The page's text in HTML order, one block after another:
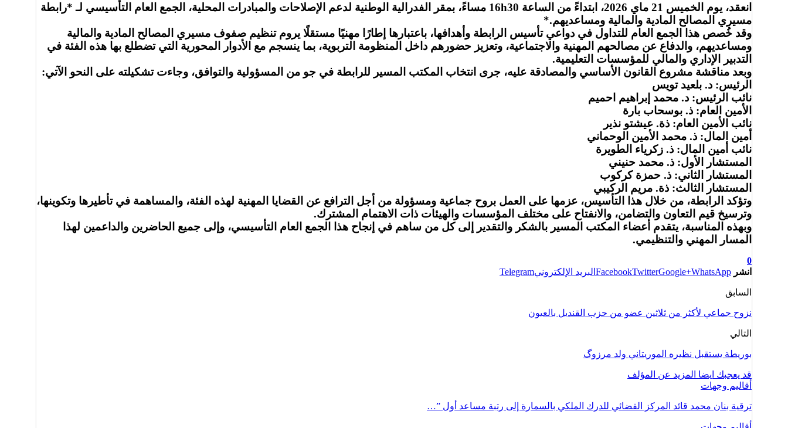
انعقد، يوم الخميس 21 ماي 2026، ابتداءً من الساعة 16h30 مساءً، بمقر الفدرالية الوطنية لدعم الإصلاحات والمبادرات المحلية، الجمع العام التأسيسي لـ *رابطة
مسيري المصالح المادية والمالية ومساعديهم.*
وقد خُصص هذا الجمع العام للتداول في دواعي تأسيس الرابطة وأهدافها، باعتبارها إطارًا مهنيًا مستقلًا يروم تنظيم صفوف مسيري المصالح المادية والمالية
ومساعديهم، والدفاع عن مصالحهم المهنية والاجتماعية، وتعزيز حضورهم داخل المنظومة التربوية، بما ينسجم مع الأدوار المحورية التي تضطلع بها هذه الفئة في
التدبير الإداري والمالي للمؤسسات التعليمية.
وبعد مناقشة مشروع القانون الأساسي والمصادقة عليه، جرى انتخاب المكتب المسير للرابطة في جو من المسؤولية والتوافق، وجاءت تشكيلته على النحو الآتي:
الرئيس: د. بلعيد تويس
نائب الرئيس: د. محمد إبراهيم احميم
الأمين العام: ذ. بوسحاب بارة
نائب الأمين العام: ذة. عيشتو نذير
أمين المال: ذ. محمد الأمين الوحماني
نائب أمين المال: ذ. زكرياء الطويرة
المستشار الأول: ذ. محمد حنيني
المستشار الثاني: ذ. حمزة كركوب
المستشار الثالث: ذة. مريم الركيبي
وتؤكد الرابطة، من خلال هذا التأسيس، عزمها على العمل بروح جماعية ومسؤولة من أجل الترافع عن القضايا المهنية لهذه الفئة، والمساهمة في تأطيرها وتكوينها،
وترسيخ قيم التعاون والتضامن، والانفتاح على مختلف المؤسسات والهيئات ذات الاهتمام المشترك.
وبهذه المناسبة، يتقدم أعضاء المكتب المسير بالشكر والتقدير إلى كل من ساهم في إنجاح هذا الجمع العام التأسيسي، وإلى جميع الحاضرين والداعمين لهذا
المسار المهني والتنظيمي.
0
انشر
FacebookTwitterGoogle+WhatsApp البريد الإلكترونيTelegram
السابق
نزوح جماعي لأكثر من ثلاثين عضو من حزب القنديل بالعيون
التالي
بوريطة يستقبل نظيره الموريتاني ولد مرزوگ
قد يعجبك ايضا المزيد عن المؤلف
أقاليم وجهات
ترقية بنان محمد قائد المركز القضائي للدرك الملكي بالسمارة إلى رتبة مساعد أول ”…